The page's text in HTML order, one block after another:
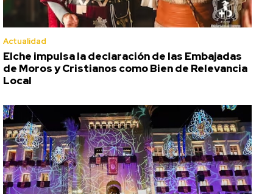
Actualidad
Elche impulsa la declaración de las Embajadas
de Moros y Cristianos como Bien de Relevancia
Local